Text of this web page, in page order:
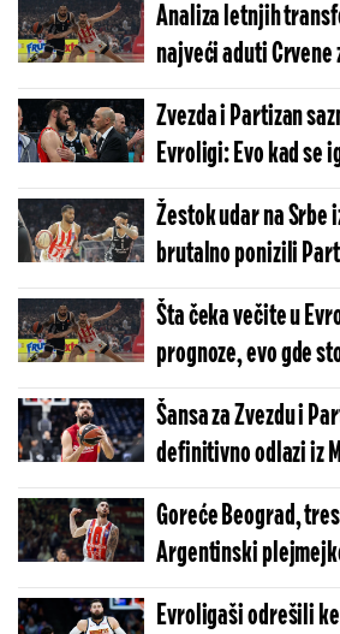
Analiza letnjih
najveći aduti Crvene
novoj sezoni
Zvezda i Partizan
Evroligi: Evo kad se
derbija u Beogradu
Žestok udar na
brutalno ponizili
Šta čeka večite u
prognoze, evo gde
na tabeli
Šansa za Zvezdu i
definitivno odlazi iz
Goreće Beograd,
Argentinski
u Partizan
Evroligaši odrešili